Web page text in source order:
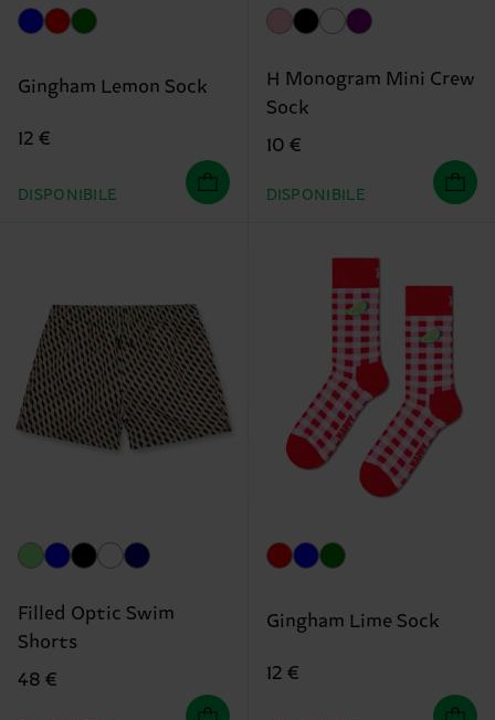
Gingham Lemon Sock
12 €
DISPONIBILE
H Monogram Mini Crew
Sock
10 €
DISPONIBILE
Filled Optic Swim
Shorts
48 €
Gingham Lime Sock
12 €